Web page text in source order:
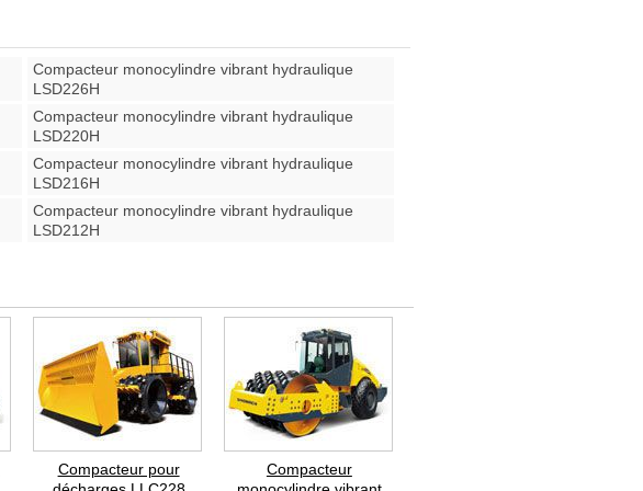
Compacteur monocylindre vibrant hydraulique
LSD226H
Compacteur monocylindre vibrant hydraulique
LSD220H
Compacteur monocylindre vibrant hydraulique
LSD216H
Compacteur monocylindre vibrant hydraulique
LSD212H
Compacteur pour
Compacteur